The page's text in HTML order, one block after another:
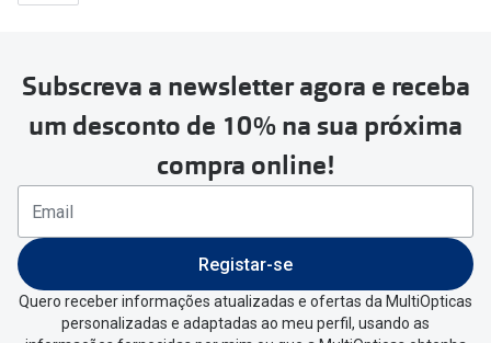
Subscreva a newsletter agora e receba
um desconto de 10% na sua próxima
compra online!
Registar-se
Quero receber informações atualizadas e ofertas da MultiOpticas
personalizadas e adaptadas ao meu perfil, usando as